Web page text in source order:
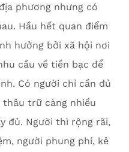
phương nhưng có
Hầu hết quan điểm
hưởng bởi xã hội nơi
cầu về tiền bạc để
Có người chỉ cần đủ
thâu trữ càng nhiều
đủ. Người thì rộng rãi,
người phung phí, kẻ